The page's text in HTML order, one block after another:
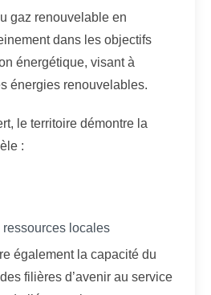
gaz renouvelable en
dans les objectifs
énergétique, visant à
énergies renouvelables.
le territoire démontre la
:
locales
également la capacité du
filières d’avenir au service